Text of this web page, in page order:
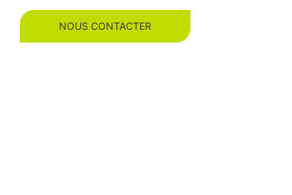
NOUS CONTACTER